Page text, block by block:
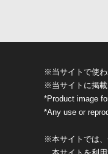
※当サイトで使
※当サイトに掲
*Product image
*Any use or
※本サイトでは